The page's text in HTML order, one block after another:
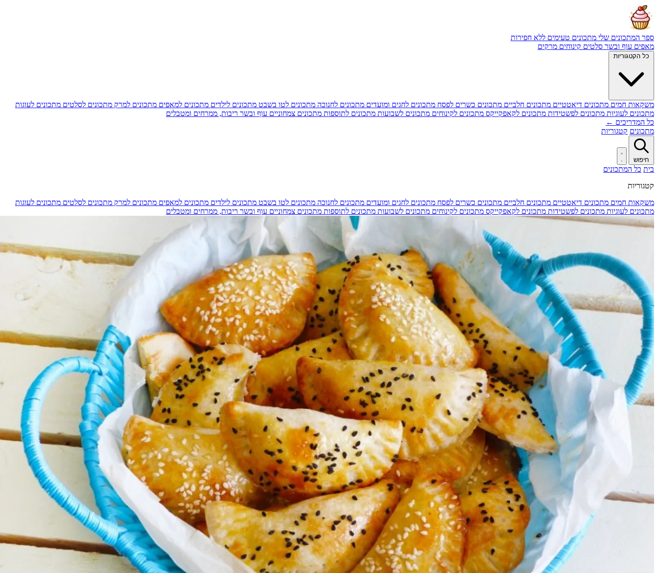
ספר המתכונים שלי מתכונים טעימים ללא חפירות
מאפים עוף ובשר סלטים קינוחים מרקים
כל הקטגוריות
משקאות חמים מתכונים דיאטטיים מתכונים חלביים מתכונים כשרים לפסח מתכונים לחגים ומועדים מתכונים לחנוכה מתכונים לטו בשבט מתכונים לילדים מתכונים למאפים מתכונים למרק מתכונים לסלטים מתכונים לעוגות
מתכונים לעוגיות מתכונים לפשטידות מתכונים לקאפקייקס מתכונים לקינוחים מתכונים לשבועות מתכונים לתוספות מתכונים צמחוניים עוף ובשר ריבות, ממרחים ומטבלים
כל המדריכים ←
מתכונים קטגוריות
חיפוש
בית כל המתכונים
קטגוריות
משקאות חמים מתכונים דיאטטיים מתכונים חלביים מתכונים כשרים לפסח מתכונים לחגים ומועדים מתכונים לחנוכה מתכונים לטו בשבט מתכונים לילדים מתכונים למאפים מתכונים למרק מתכונים לסלטים מתכונים לעוגות
מתכונים לעוגיות מתכונים לפשטידות מתכונים לקאפקייקס מתכונים לקינוחים מתכונים לשבועות מתכונים לתוספות מתכונים צמחוניים עוף ובשר ריבות, ממרחים ומטבלים